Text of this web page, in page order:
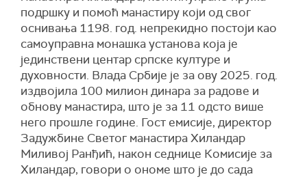
подршку и помоћ манастиру који од свог
оснивања 1198. год. непрекидно постоји као
самоуправна монашка установа која је
јединствени центар српске културе и
духовности. Влада Србије је за ову 2025. год.
издвојила 100 милион динара за радове и
обнову манастира, што је за 11 одсто више
него прошле године. Гост емисије, директор
Задужбине Светог манастира Хиландар
Миливој Ранђић, након седнице Комисије за
Хиландар, говори о ономе што је до сада